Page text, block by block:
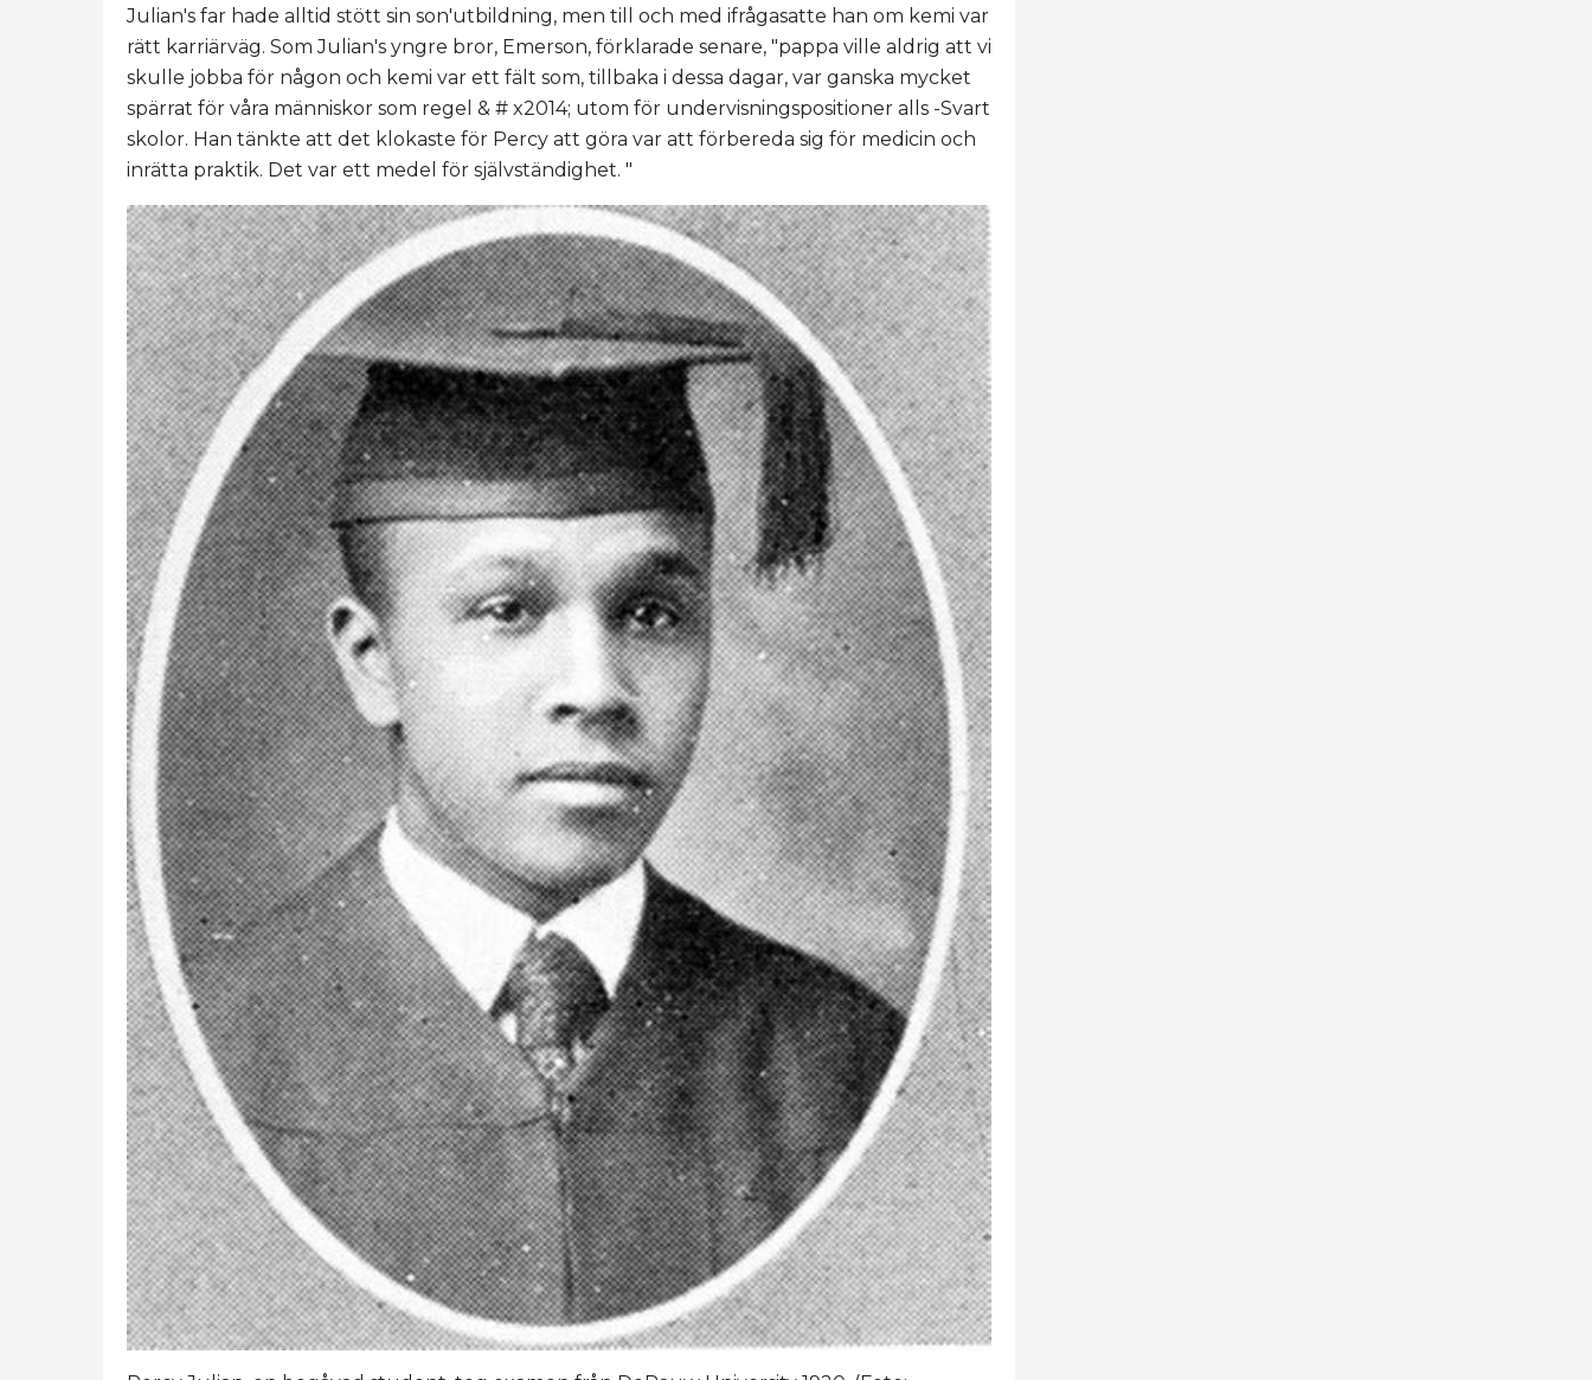
Julian's far hade alltid stött sin son'utbildning, men till och med ifrågasatte han om kemi var
rätt karriärväg. Som Julian's yngre bror, Emerson, förklarade senare, "pappa ville aldrig att vi
skulle jobba för någon och kemi var ett fält som, tillbaka i dessa dagar, var ganska mycket
spärrat för våra människor som regel & # x2014; utom för undervisningspositioner alls -Svart
skolor. Han tänkte att det klokaste för Percy att göra var att förbereda sig för medicin och
inrätta praktik. Det var ett medel för självständighet. "